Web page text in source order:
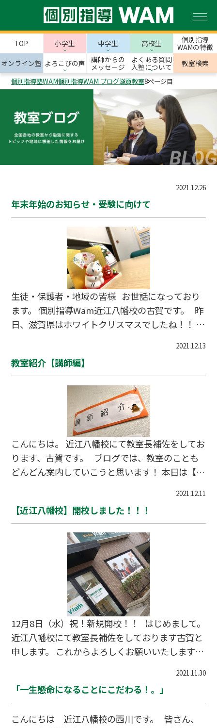
TOP 小学生 中学生 高校生
個別指導
WAMの特徴
オンライン塾 よろこびの声
講師からの
メッセージ
よくある質問
入塾について
教室検索
個別指導塾WAM個別指導WAM ブログ滋賀教室8ページ目
2021.12.26
年末年始のお知らせ・受験に向けて
生徒・保護者・地域の皆様 お世話になっており
ます。 個別指導Wam近江八幡校の古賀です。 昨
日、滋賀県はホワイトクリスマスでしたね！！ 本
末のため生徒様の自習のため開校しておりまし
た。 ですが、あいにくの吹雪🥶 「雪が降ってい
いる、そこのあなた。 大丈夫！ そのやる気を応
援するべく、１月からも休日開校予定しおります
ので、 随時お知らせいたします。 また、１月から
は塾生向け（中学三年生）に滋賀県公立高校過去
問対策も計画しております。 受験まであと少…
2021.12.13
教室紹介【講師編】
こんにちは。 近江八幡校にて教室長補佐をしてお
ります、古賀です。 ブログでは、教室のことも
どんどん案内していこうと思います！ 本日は【講
んなイメージを持たれていますか？ 様々なスタイ
ルがありますが、個別指導Wamは主に大学生の
方もいて、「どこで買ったんですか？」と教えて
いただくことも(#^^#) そんな他愛もないお話もで
きる環境です。 もちろん勉強面ではしっかりと
生徒さんに寄り添って指導していただいていま
す！ 生徒さんへの勉強面の指導、時にはプライベ
ート面での相談…
2021.12.11
【近江八幡校】開校しました！！！
12月8日（水）祝！新規開校！！ はじめまして。
近江八幡校にて教室長補佐をしております古賀と
申します。 これからよろしくお願いいたします。
スキップ30秒ほどでいけるほどの教室です。 風の
冷たさが厳しい時期になりましたが、生徒さんが
より勉強に励めるよう教室環境も整えておりま
す。 さて、あっという間に気づけば12月も半ば
2021.11.30
「一生懸命になることにこだわる！。」
こんにちは 近江八幡校の西川です。 皆さん、